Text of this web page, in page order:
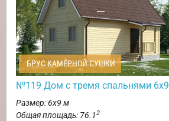
БРУС КАМЕРНОЙ СУШКИ
№119 Дом с тремя спальнями 6х9
Размер: 6х9 м
Общая площадь: 76.12